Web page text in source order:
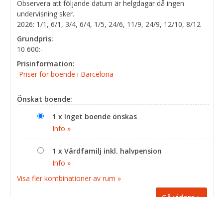
Observera att följande datum är helgdagar då ingen
undervisning sker.
2026: 1/1, 6/1, 3/4, 6/4, 1/5, 24/6, 11/9, 24/9, 12/10, 8/12
Grundpris:
10 600:-
Prisinformation:
Priser för boende i Barcelona
Önskat boende:
1 x Inget boende önskas
Info »
1 x Värdfamilj inkl. halvpension
Info »
Visa fler kombinationer av rum »